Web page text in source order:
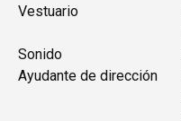
Vestuario
Sonido
Ayudante de dirección